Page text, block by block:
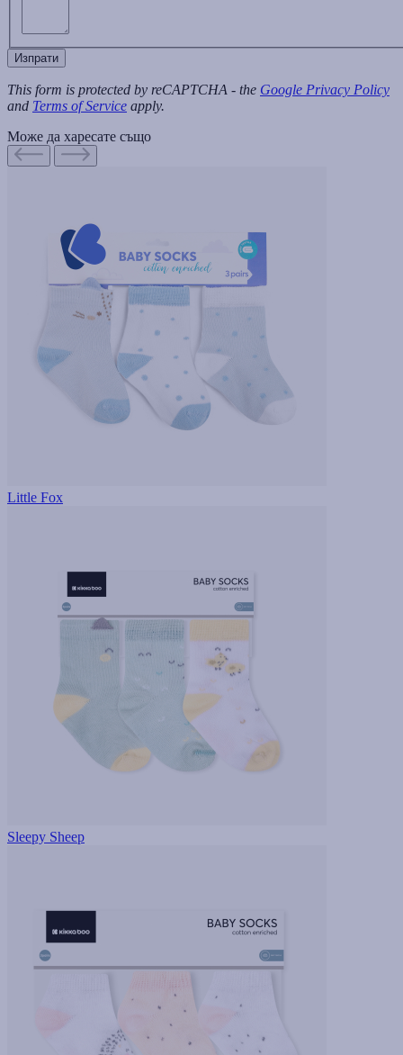
Изпрати
This form is protected by reCAPTCHA - the Google Privacy Policy
and Terms of Service apply.
Може да харесате също
Little Fox
Sleepy Sheep